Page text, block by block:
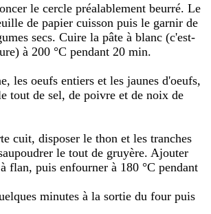
le cercle préalablement beurré. Le
de papier cuisson puis le garnir de
secs. Cuire la pâte à blanc (c'est-
à 200 °C pendant 20 min.
les oeufs entiers et les jaunes d'oeufs,
tout de sel, de poivre et de noix de
cuit, disposer le thon et les tranches
le tout de gruyère. Ajouter
flan, puis enfourner à 180 °C pendant
minutes à la sortie du four puis